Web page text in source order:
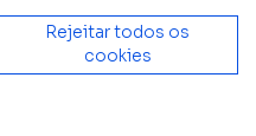
Rejeitar todos os
cookies